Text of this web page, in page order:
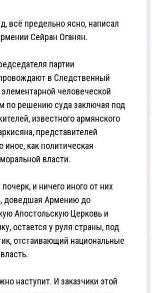
всё предельно ясно, написал
Сейран Оганян.
партии
в Следственный
человеческой
по решению суда заключая под
известного армянского
представителей
как политическая
власти.
и ничего иного от них
доведшая Армению до
Апостольскую Церковь и
остается у руля страны, под
отстаивающий национальные
наступит. И заказчики этой